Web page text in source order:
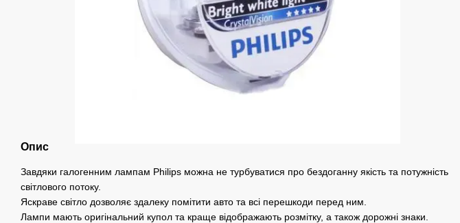
Опис
Завдяки галогенним лампам Philips можна не турбуватися про бездоганну якість та потужність
світлового потоку.
Яскраве світло дозволяє здалеку помітити авто та всі перешкоди перед ним.
Лампи мають оригінальний купол та краще відображають розмітку, а також дорожні знаки.